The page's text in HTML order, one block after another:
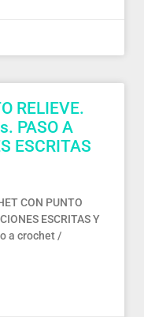
RELIEVE.
PASO A
ESCRITAS
CON PUNTO
ESCRITAS Y
a crochet /